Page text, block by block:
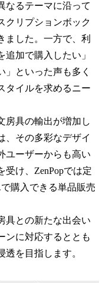
なるテーマに沿って
クリプションボック
ました。一方で、利
加で購入したい」
」といった声も多く
タイルを求めるニー
房具の輸出が増加し
、その多彩なデザイ
ユーザーからも高い
け、ZenPopでは定
購入できる単品販売
具との新たな出会い
ンに対応するととも
を目指します。